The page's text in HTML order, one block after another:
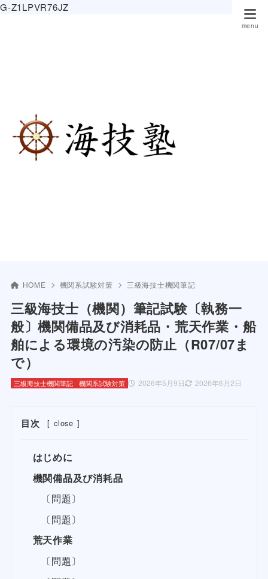
G-Z1LPVR76JZ
HOME 機関系試験対策 三級海技士機関筆記
三級海技士（機関）筆記試験〔執務一
般〕機関備品及び消耗品・荒天作業・船
舶による環境の汚染の防止（R07/07ま
で）
2026年5月9日 2026年6月2日
三級海技士機関筆記 機関系試験対策
目次 [ close ]
はじめに
機関備品及び消耗品
〔問題〕
〔問題〕
荒天作業
〔問題〕